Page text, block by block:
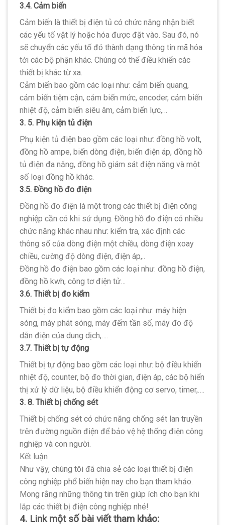
3.4. Cảm biến
Cảm biến là thiết bị điện tủ có chức năng nhận biết
các yếu tố vật lý hoặc hóa được đặt vào. Sau đó, nó
sẽ chuyển các yếu tố đó thành dạng thông tin mã hóa
tới các bộ phận khác. Chúng có thể điều khiển các
thiết bị khác từ xa.
Cảm biến bao gồm các loại như: cảm biến quang,
cảm biến tiệm cận, cảm biến mức, encoder, cảm biến
nhiệt độ, cảm biến siêu âm, cảm biến lực,…
3. 5. Phụ kiện tủ điện
Phụ kiện tủ điện bao gồm các loại như: đồng hồ volt,
đồng hồ ampe, biến dòng điện, biến điện áp, đồng hồ
tủ điện đa năng, đồng hồ giám sát điện năng và một
số loại đồng hồ khác.
3.5. Đồng hồ đo điện
Đồng hồ đo điện là một trong các thiết bị điện công
nghiệp cần có khi sử dụng. Đồng hồ đo điện có nhiều
chức năng khác nhau như: kiểm tra, xác định các
thông số của dòng điện một chiều, dòng điện xoay
chiều, cường độ dòng điện, điện áp,..
Đồng hồ đo điện bao gồm các loại như: đồng hồ điện,
đồng hồ kwh, công tơ điện tử…
3.6. Thiết bị đo kiểm
Thiết bị đo kiểm bao gồm các loại như: máy hiện
sóng, máy phát sóng, máy đếm tần số, máy đo độ
dẫn điện của dung dịch,….
3.7. Thiết bị tự động
Thiết bị tự động bao gồm các loại như: bộ điều khiển
nhiệt độ, counter, bộ đo thời gian, điện áp, các bộ hiển
thị xử lý dữ liệu, bộ điều khiển động cơ servo, timer,….
3. 8. Thiết bị chống sét
Thiết bị chống sét có chức năng chống sét lan truyền
trên đường nguồn điện để bảo vệ hệ thống điện công
nghiệp và con người.
Kết luận
Như vậy, chúng tôi đã chia sẻ các loại thiết bị điện
công nghiệp phổ biến hiện nay cho bạn tham khảo.
Mong rằng những thông tin trên giúp ích cho bạn khi
lắp các thiết bị điện công nghiệp nhé!
4. Link một số bài viết tham khảo: